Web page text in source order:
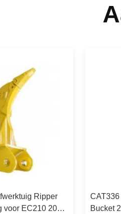
Ripper
voor EC210 20
Bucket